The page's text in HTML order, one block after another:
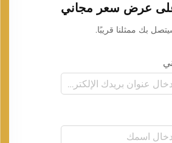
عرض سعر مجاني
بك ممثلنا قريبًا.